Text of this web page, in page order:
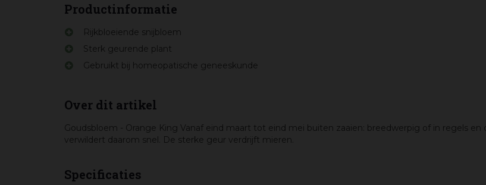
Productinformatie
Rijkbloeiende snijbloem
Sterk geurende plant
Gebruikt bij homeopatische geneeskunde
Over dit artikel
Goudsbloem - Orange King Vanaf eind maart tot eind mei buiten zaaien: breedwerpig of in regels
verwildert daarom snel. De sterke geur verdrijft mieren.
Specificaties